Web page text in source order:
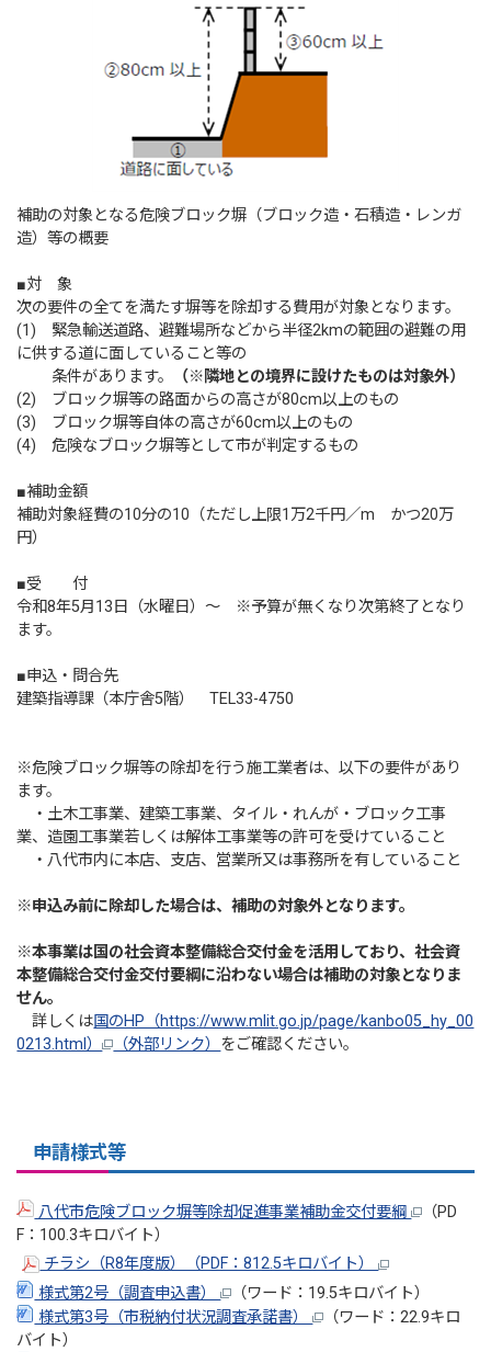
補助の対象となる危険ブロック塀（ブロック造・石積造・レンガ
造）等の概要
■対 象
次の要件の全てを満たす塀等を除却する費用が対象となります。
(1) 緊急輸送道路、避難場所などから半径2kmの範囲の避難の用
に供する道に面していること等の
条件があります。
（※隣地との境界に設けたものは対象外）
(2) ブロック塀等の路面からの高さが80cm以上のもの
(3) ブロック塀等自体の高さが60cm以上のもの
(4) 危険なブロック塀等として市が判定するもの
■補助金額
補助対象経費の10分の10（ただし上限1万2千円／m かつ20万
円）
■受 付
令和8年5月13日（水曜日）～ ※予算が無くなり次第終了となり
ます。
■申込・問合先
建築指導課（本庁舎5階） TEL33-4750
※危険ブロック塀等の除却を行う施工業者は、以下の要件があり
ます。
・土木工事業、建築工事業、タイル・れんが・ブロック工事
業、造園工事業若しくは解体工事業等の許可を受けていること
・八代市内に本店、支店、営業所又は事務所を有していること
※申込み前に除却した場合は、補助の対象外となります。
※本事業は国の社会資本整備総合交付金を活用しており、社会資
本整備総合交付金交付要綱に沿わない場合は補助の対象となりま
せん。
詳しくは国のHP（https://www.mlit.go.jp/page/kanbo05_hy_00
0213.html）
（外部リンク） をご確認ください。
申請様式等
八代市危険ブロック塀等除却促進事業補助金交付要綱
（PD
F：100.3キロバイト）
チラシ（R8年度版）（PDF：812.5キロバイト）
様式第2号（調査申込書）
（ワード：19.5キロバイト）
様式第3号（市税納付状況調査承諾書）
（ワード：22.9キロ
バイト）